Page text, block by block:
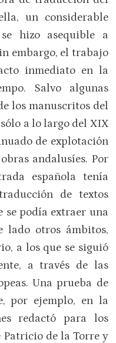
un considerable
hizo asequible a
embargo, el trabajo
inmediato en la
Salvo algunas
los manuscritos del
a lo largo del XIX
de explotación
andalusíes. Por
española tenía
de textos
se podía extraer una
lado otros ámbitos,
a los que se siguió
a través de las
Una prueba de
por ejemplo, en la
redactó para los
de la Torre y